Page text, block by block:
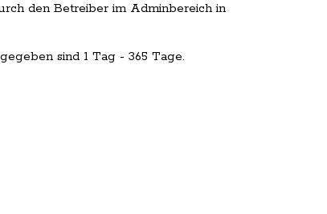
den Betreiber im Adminbereich in
sind 1 Tag - 365 Tage.